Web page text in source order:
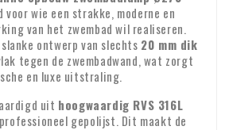
is.
of verouderen;
is aan schommelingen op de
e dondernemer geen invloed heeft;
en tijdschriften;
de postbode of pakketbezorging van
Meestal vindt de aflevering
werkdag tussen 9:00 en 18:00
SSL procedure van Mollie. Breng
in het betalingskenmerk; uw betaling
betaalmogelijkheden
wie een strakke, moderne en
van het zwembad wil realiseren.
ontwerp van slechts 20 mm dik
tegen de zwembadwand, wat zorgt
en luxe uitstraling.
uit hoogwaardig RVS 316L
gepolijst. Dit maakt de